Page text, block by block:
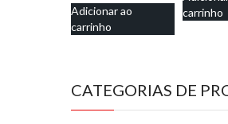
Adicionar ao
carrinho
carrinho
CATEGORIAS DE